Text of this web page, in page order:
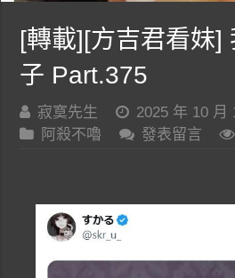
[轉載][方吉君看妹]
子 Part.375
寂寞先生
2025 年 10 月
阿殺不嚕
發表留言